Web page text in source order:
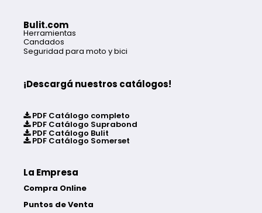
Bulit.com
Herramientas
Candados
Seguridad para moto y bici
¡Descargá nuestros catálogos!
PDF Catálogo completo
PDF Catálogo Suprabond
PDF Catálogo Bulit
PDF Catálogo Somerset
La Empresa
Compra Online
Puntos de Venta